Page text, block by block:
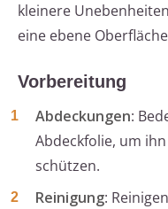
kleinere
eine ebene
Vorbereitung
Abdeckungen:
Abdeckfolie, um
schützen.
Reinigung: